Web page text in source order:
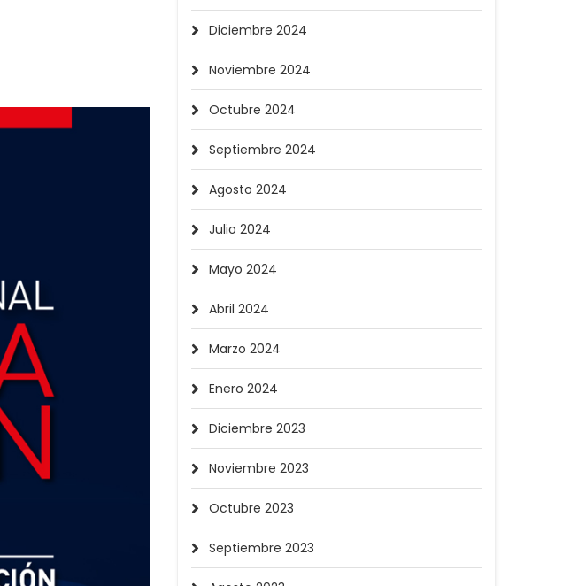
Diciembre 2024
Noviembre 2024
Octubre 2024
Septiembre 2024
Agosto 2024
Julio 2024
Mayo 2024
Abril 2024
Marzo 2024
Enero 2024
Diciembre 2023
Noviembre 2023
Octubre 2023
Septiembre 2023